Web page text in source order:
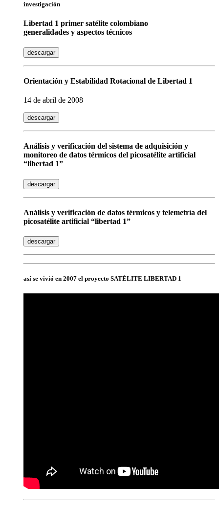
investigación
Libertad 1 primer satélite colombiano
generalidades y aspectos técnicos
descargar
Orientación y Estabilidad Rotacional de Libertad 1
14 de abril de 2008
descargar
Análisis y verificación del sistema de adquisición y
monitoreo de datos térmicos del picosatélite artificial
“libertad 1”
descargar
Análisis y verificación de datos térmicos y telemetría del
picosatélite artificial “libertad 1”
descargar
así se vivió en 2007 el proyecto SATÉLITE LIBERTAD 1